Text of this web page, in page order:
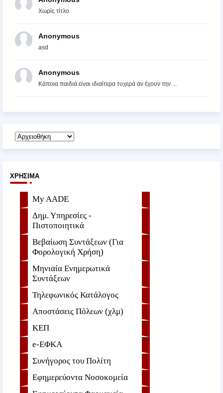
Χωρίς τίτλο
Anonymous
asd
Anonymous
Κάποια παιδιά είναι ιδιαίτερα τυχερά αν έχουν την ...
ΧΡΉΣΙΜΑ
My AADE
Δημ. Υπηρεσίες -
Πιστοποιητικά
Βεβαίωση Συντάξεων (Για
Φορολογική Χρήση)
Μηνιαία Ενημερωτικά
Συντάξεων
Τηλεφωνικός Κατάλογος
Αποστάσεις Πόλεων (χλμ)
ΚΕΠ
e-ΕΦKA
Συνήγορος του Πολίτη
Εφημερεύοντα Νοσοκομεία